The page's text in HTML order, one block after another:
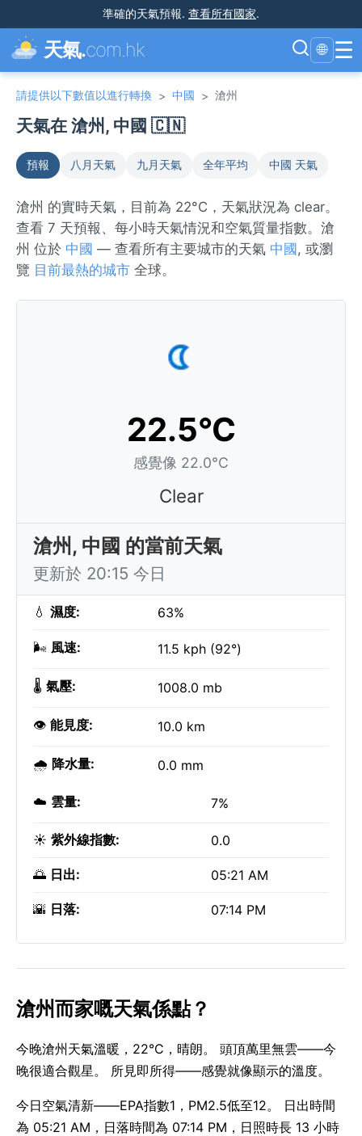
準確的天氣預報. 查看所有國家.
天氣.com.hk 🌐 ☰
請提供以下數值以進行轉換 > 中國 > 滄州
天氣在 滄州, 中國 🇨🇳
預報 八月天氣 九月天氣 全年平均 中國 天氣
滄州 的實時天氣，目前為 22°C，天氣狀況為 clear。
查看 7 天預報、每小時天氣情況和空氣質量指數。滄
州 位於 中國 — 查看所有主要城市的天氣 中國 , 或瀏
覽 目前最熱的城市 全球。
22.5°C
感覺像 22.0°C
Clear
滄州, 中國 的當前天氣
更新於 20:15 今日
💧 濕度: 63%
🌬️ 風速: 11.5 kph (92°)
🌡️ 氣壓: 1008.0 mb
👁️ 能見度: 10.0 km
🌧️ 降水量: 0.0 mm
☁️ 雲量: 7%
☀️ 紫外線指數: 0.0
🌅 日出: 05:21 AM
🌇 日落: 07:14 PM
滄州而家嘅天氣係點？
今晚滄州天氣溫暖，22°C，晴朗。 頭頂萬里無雲——今
晚很適合觀星。 所見即所得——感覺就像顯示的溫度。
今日空氣清新——EPA指數1，PM2.5低至12。 日出時間
為 05:21 AM，日落時間為 07:14 PM，日照時長 13 小時